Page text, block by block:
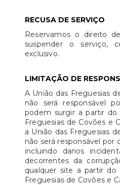
RECUSA DE SERVIÇO
Reservamos o direito
suspender o serviço,
exclusivo.
LIMITAÇÃO DE
A União das Freguesias
não será responsável
podem surgir a partir do
Freguesias de Covões e
a União das Freguesias
não será responsável por
incluindo danos
decorrentes da
qualquer site a partir do
Freguesias de Covões e